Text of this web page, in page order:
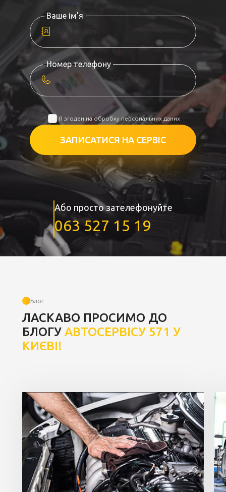
Ваше ім'я
Номер телефону
Я згоден на обробку персональних даних
ЗАПИСАТИСЯ НА СЕРВІС
Або просто зателефонуйте
063 527 15 19
Блог
ЛАСКАВО ПРОСИМО ДО
БЛОГУ АВТОСЕРВІСУ 571 У
КИЄВІ!